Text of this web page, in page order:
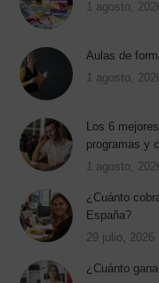
1 agosto,
Aulas de
1 agosto,
Los 6
programas y
1 agosto,
¿Cuánto
España?
29 julio, 2026
¿Cuánto